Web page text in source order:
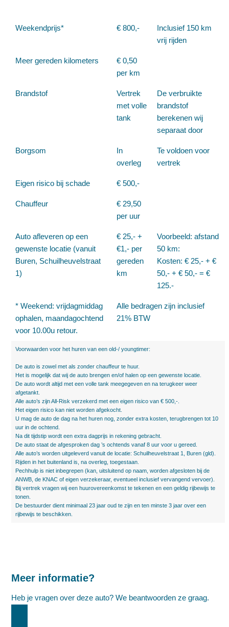
Weekendprijs* € 800,-
Inclusief 150 km
vrij rijden
Meer gereden kilometers
€ 0,50
per km
Brandstof
Vertrek
met volle
tank
De verbruikte
brandstof
berekenen wij
separaat door
Borgsom
In
overleg
Te voldoen voor
vertrek
Eigen risico bij schade € 500,-
Chauffeur
€ 29,50
per uur
Auto afleveren op een
gewenste locatie (vanuit
Buren, Schuilheuvelstraat
1)
€ 25,- +
€1,- per
gereden
km
Voorbeeld: afstand
50 km:
Kosten: € 25,- + €
50,- + € 50,- = €
125.-
* Weekend: vrijdagmiddag
ophalen, maandagochtend
voor 10.00u retour.
Alle bedragen zijn inclusief
21% BTW
Voorwaarden voor het huren van een old-/ youngtimer:
De auto is zowel met als zonder chauffeur te huur.
Het is mogelijk dat wij de auto brengen en/of halen op een gewenste locatie.
De auto wordt altijd met een volle tank meegegeven en na terugkeer weer
afgetankt.
Alle auto’s zijn All-Risk verzekerd met een eigen risico van € 500,-.
Het eigen risico kan niet worden afgekocht.
U mag de auto de dag na het huren nog, zonder extra kosten, terugbrengen tot 10
uur in de ochtend.
Na dit tijdstip wordt een extra dagprijs in rekening gebracht.
De auto staat de afgesproken dag ’s ochtends vanaf 8 uur voor u gereed.
Alle auto’s worden uitgeleverd vanuit de locatie: Schuilheuvelstraat 1, Buren (gld).
Rijden in het buitenland is, na overleg, toegestaan.
Pechhulp is niet inbegrepen (kan, uitsluitend op naam, worden afgesloten bij de
ANWB, de KNAC of eigen verzekeraar, eventueel inclusief vervangend vervoer).
Bij vertrek vragen wij een huurovereenkomst te tekenen en een geldig rijbewijs te
tonen.
De bestuurder dient minimaal 23 jaar oud te zijn en ten minste 3 jaar over een
rijbewijs te beschikken.
Meer informatie?
Heb je vragen over deze auto? We beantwoorden ze graag.